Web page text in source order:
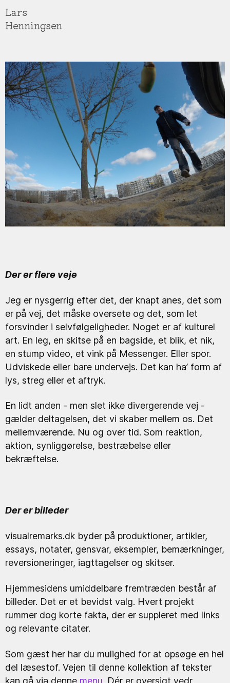
Gå
til
hovedindhold
Lars
Henningsen
Der er flere veje
Jeg er nysgerrig efter det, der knapt anes, det som
er på vej, det måske oversete og det, som let
forsvinder i selvfølgeligheder. Noget er af kulturel
art. En leg, en skitse på en bagside, et blik, et nik,
en stump video, et vink på Messenger. Eller spor.
Udviskede eller bare undervejs. Det kan ha’ form af
lys, streg eller et aftryk.
En lidt anden - men slet ikke divergerende vej -
gælder deltagelsen, det vi skaber mellem os. Det
mellemværende. Nu og over tid. Som reaktion,
aktion, synliggørelse, bestræbelse eller
bekræftelse.
Der er billeder
visualremarks.dk byder på produktioner, artikler,
essays, notater, gensvar, eksempler, bemærkninger,
reversioneringer, iagttagelser og skitser.
Hjemmesidens umiddelbare fremtræden består af
billeder. Det er et bevidst valg. Hvert projekt
rummer dog korte fakta, der er suppleret med links
og relevante citater.
Som gæst her har du mulighed for at opsøge en hel
del læsestof. Vejen til denne kollektion af tekster
kan gå via denne menu. Dér er oversigt vedr.